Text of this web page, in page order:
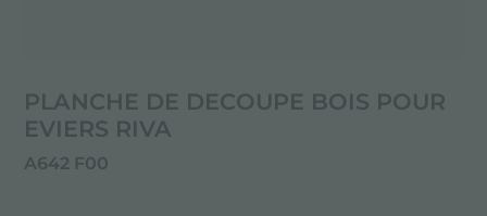
PLANCHE DE DECOUPE BOIS POUR
EVIERS RIVA
A642 F00